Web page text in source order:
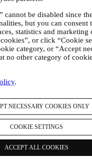
cannot be disabled since
but you can consent
statistics and marketing
or click “Cookie
category, or “Accept
no other category of
.
NECESSARY COOKIES ONLY
COOKIE SETTINGS
ACCEPT ALL COOKIES
częścią bazy danych
spółka Le Creuset Group
z siedzibą pod adresem
(która wyznaczyła
VAT B62153630, z
Barcelona, Hiszpania), w
za ogólną strategię
strategii i wdrażające
komunikację/inicjatywy
współadministratorzy
o prawa osoby, której
TE DANE?
przetwarzane do